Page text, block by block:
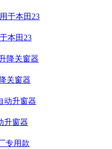
本田23
关窗器
升窗器